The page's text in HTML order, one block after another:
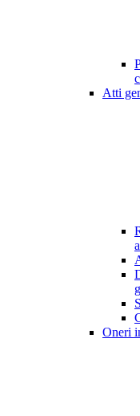
Atti
Oneri